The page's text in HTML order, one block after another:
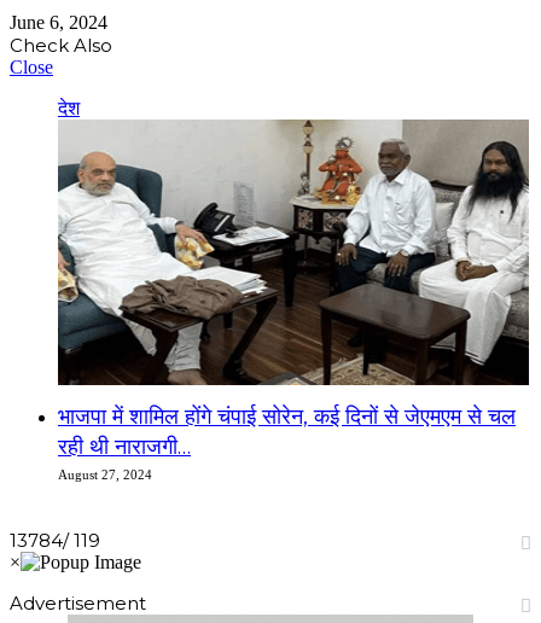
June 6, 2024
Check Also
Close
देश
भाजपा में शामिल होंगे चंपाई सोरेन, कई दिनों से जेएमएम से चल
रही थी नाराजगी…
August 27, 2024
13784/ 119
Advertisement